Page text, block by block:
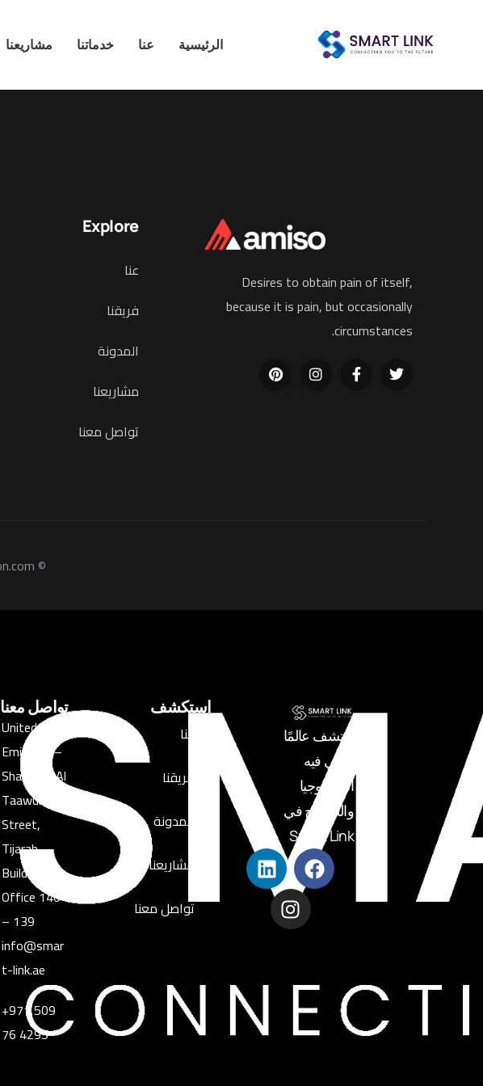
الرئيسية عنا خدماتنا مشاريعنا
Desires to obtain pain of itself,
because it is pain, but occasionally
circumstances.
Explore
عنا
فريقنا
المدونة
مشاريعنا
تواصل معنا
© Copyright 2023 by kodesolution.com
اكتشف عالمًا
تلتقي فيه
التكنولوجيا
والطموح في
Smart Link
استكشف
عنا
فريقنا
المدونة
مشاريعنا
تواصل معنا
تواصل معنا
United Arab
Emirates –
Sharjah – Al
Taawun
Street,
Tijarah
Building 1,
Office 140
– 139
info@smar
t-link.ae
+971 509
76 4295